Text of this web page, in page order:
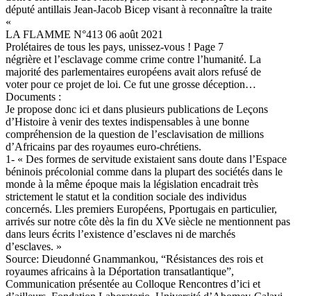
député antillais Jean-Jacob Bicep visant à reconnaître la traite
«
LA FLAMME N°413 06 août 2021
Prolétaires de tous les pays, unissez-vous ! Page 7
négrière et l’esclavage comme crime contre l’humanité. La
majorité des parlementaires européens avait alors refusé de
voter pour ce projet de loi. Ce fut une grosse déception…
Documents :
Je propose donc ici et dans plusieurs publications de Leçons
d’Histoire à venir des textes indispensables à une bonne
compréhension de la question de l’esclavisation de millions
d’Africains par des royaumes euro-chrétiens.
1- « Des formes de servitude existaient sans doute dans l’Espace
béninois précolonial comme dans la plupart des sociétés dans le
monde à la même époque mais la législation encadrait très
strictement le statut et la condition sociale des individus
concernés. Lles premiers Européens, Pportugais en particulier,
arrivés sur notre côte dès la fin du XVe siècle ne mentionnent pas
dans leurs écrits l’existence d’esclaves ni de marchés
d’esclaves. »
Source: Dieudonné Gnammankou, “Résistances des rois et
royaumes africains à la Déportation transatlantique”,
Communication présentée au Colloque Rencontres d’ici et